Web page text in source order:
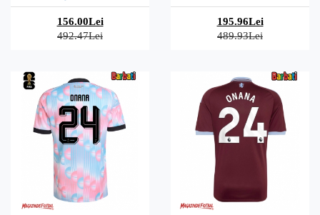
156.00Lei
492.47Lei
195.96Lei
489.93Lei